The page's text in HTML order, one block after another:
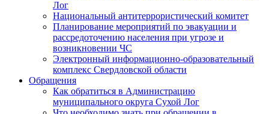
Лог
Национальный антитеррористический комитет
Планирование мероприятий по эвакуации и
рассредоточению населения при угрозе и
возникновении ЧС
Электронный информационно-образовательный
комплекс Свердловской области
Обращения
Как обратиться в Администрацию
муниципального округа Сухой Лог